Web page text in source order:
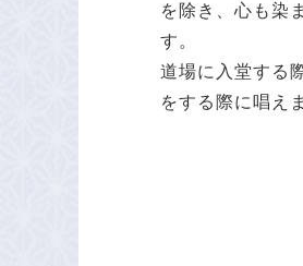
を除き、心も染
す。
道場に入堂する
をする際に唱え